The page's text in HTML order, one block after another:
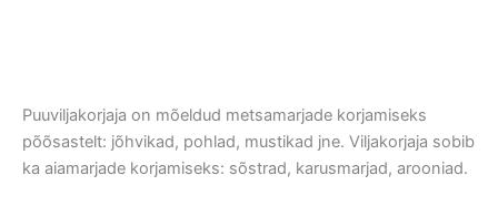
Puuviljakorjaja on mõeldud metsamarjade korjamiseks
põõsastelt: jõhvikad, pohlad, mustikad jne. Viljakorjaja sobib
ka aiamarjade korjamiseks: sõstrad, karusmarjad, arooniad.